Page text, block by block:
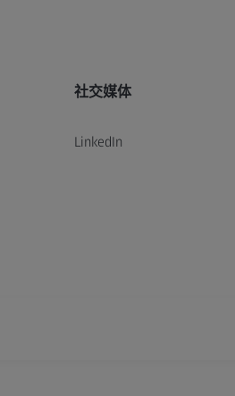
社交媒体
LinkedIn